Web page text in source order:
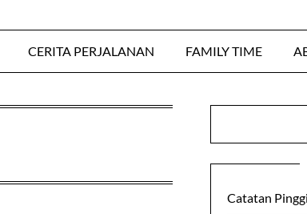
CERITA PERJALANAN FAMILY TIME
Catatan